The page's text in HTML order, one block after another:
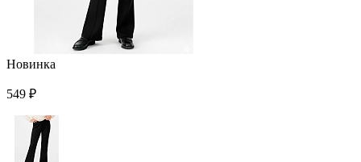
Новинка
549 ₽